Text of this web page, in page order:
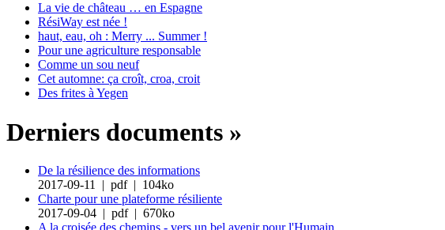
La vie de château … en Espagne
RésiWay est née !
haut, eau, oh : Merry ... Summer !
Pour une agriculture responsable
Comme un sou neuf
Cet automne: ça croît, croa, croit
Des frites à Yegen
Derniers documents »
De la résilience des informations
2017-09-11 | pdf | 104ko
Charte pour une plateforme résiliente
2017-09-04 | pdf | 670ko